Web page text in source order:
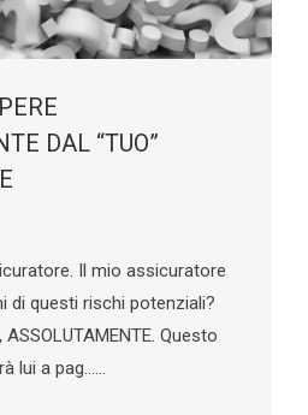
DAL “TUO”
Il mio assicuratore
di questi rischi potenziali?
Questo
lui a pag……